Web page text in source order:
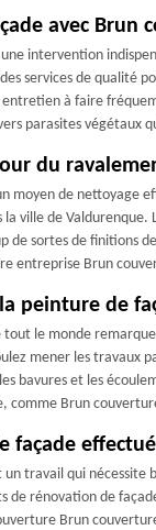
avec Brun
intervention
services de qualité
à faire
parasites végétaux
du
moyen de nettoyage
ville de
de sortes de finitions
entreprise Brun
peinture de
tout le monde
mener les travaux
bavures et les
comme Brun
façade
travail qui nécessite
de rénovation de
Brun